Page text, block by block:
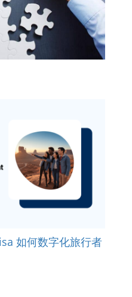
如何数字化旅行者